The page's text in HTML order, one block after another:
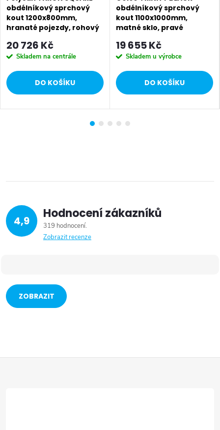
obdélníkový sprchový
kout 1200x800mm,
hranaté pojezdy, rohový
20 726 Kč
Skladem na centrále
DO KOŠÍKU
obdélníkový sprchový
kout 1100x1000mm,
matné sklo, pravé
19 655 Kč
Skladem u výrobce
DO KOŠÍKU
4,9 Hodnocení zákazníků
319 hodnocení
Zobrazit recenze
ZOBRAZIT